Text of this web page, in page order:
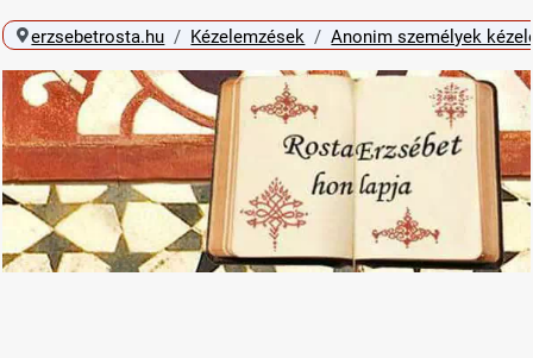
erzsebetrosta.hu Kézelemzések Anonim személyek